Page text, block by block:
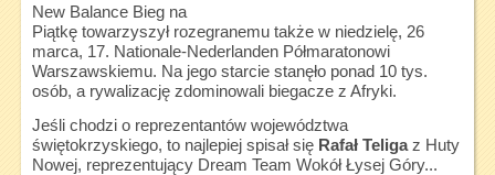
New Balance Bieg na
Piątkę towarzyszył rozegranemu także w niedzielę, 26
marca, 17. Nationale-Nederlanden Półmaratonowi
Warszawskiemu. Na jego starcie stanęło ponad 10 tys.
osób, a rywalizację zdominowali biegacze z Afryki.
Jeśli chodzi o reprezentantów województwa
świętokrzyskiego, to najlepiej spisał się Rafał Teligaz Huty
Nowej, reprezentujący Dream Team Wokół Łysej Góry...